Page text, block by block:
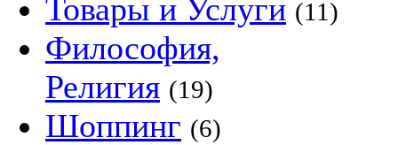
Товары и Услуги (11)
Философия,
Религия (19)
Шоппинг (6)